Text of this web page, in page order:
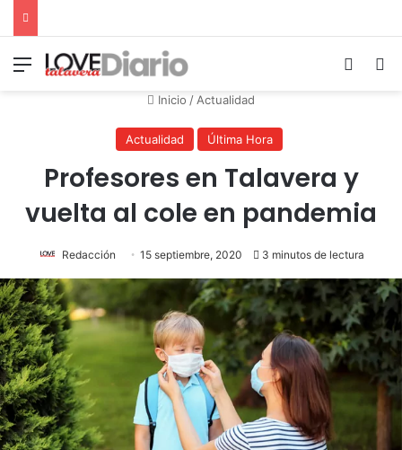
Menú
Inicio /Actualidad
Actualidad Última Hora
Profesores en Talavera y
vuelta al cole en pandemia
Redacción 15 septiembre, 2020 3 minutos de lectura